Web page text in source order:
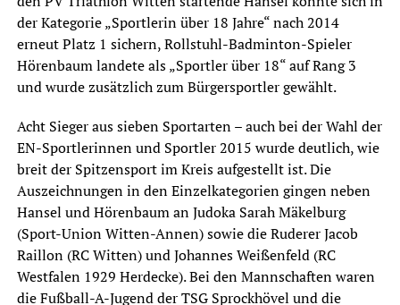
der Kategorie „Sportlerin über 18 Jahre“ nach 2014
erneut Platz 1 sichern, Rollstuhl-Badminton-Spieler
Hörenbaum landete als „Sportler über 18“ auf Rang 3
und wurde zusätzlich zum Bürgersportler gewählt.
Acht Sieger aus sieben Sportarten – auch bei der Wahl der
EN-Sportlerinnen und Sportler 2015 wurde deutlich, wie
breit der Spitzensport im Kreis aufgestellt ist. Die
Auszeichnungen in den Einzelkategorien gingen neben
Hansel und Hörenbaum an Judoka Sarah Mäkelburg
(Sport-Union Witten-Annen) sowie die Ruderer Jacob
Raillon (RC Witten) und Johannes Weißenfeld (RC
Westfalen 1929 Herdecke). Bei den Mannschaften waren
die Fußball-A-Jugend der TSG Sprockhövel und die